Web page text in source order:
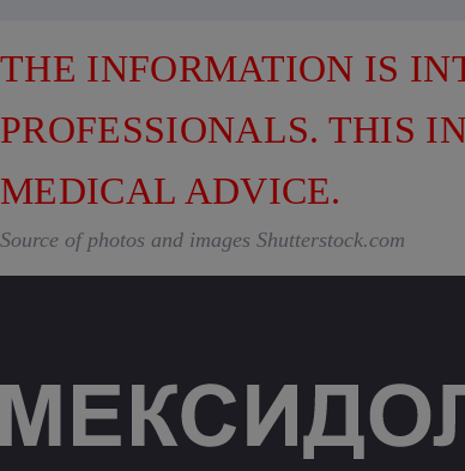
THE INFORMATION IS
PROFESSIONALS. THIS
MEDICAL ADVICE.
Source of photos and images Shutterstock.com